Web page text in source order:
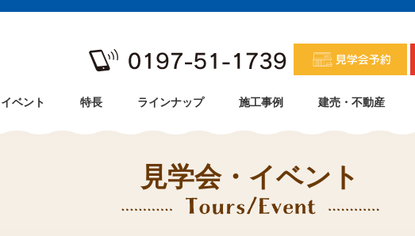
ベント 特長 ラインナップ 施工事例 建売・不動産
見学会・イベント